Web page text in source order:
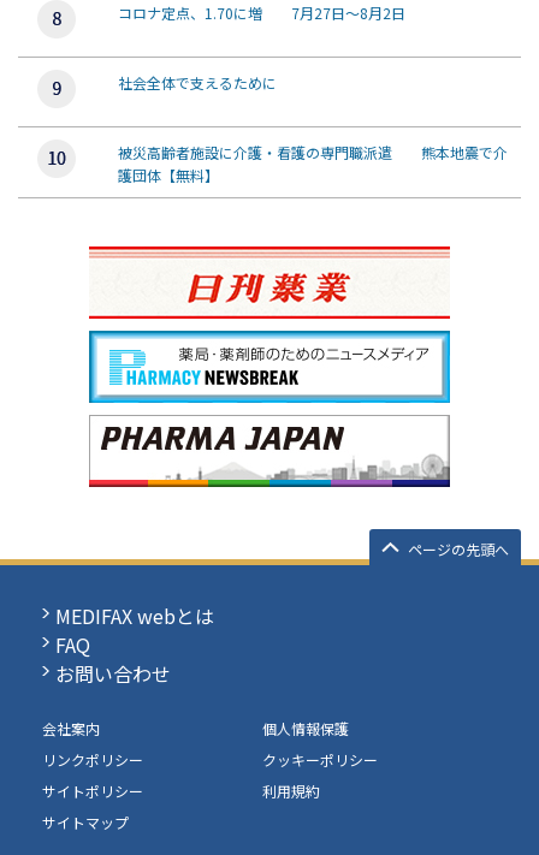
コロナ定点、1.70に増 7月27日～8月2日
社会全体で支えるために
被災高齢者施設に介護・看護の専門職派遣 熊本地震で介
護団体【無料】
ページの先頭へ
MEDIFAX webとは
FAQ
お問い合わせ
会社案内
個人情報保護
リンクポリシー
クッキーポリシー
サイトポリシー
利用規約
サイトマップ